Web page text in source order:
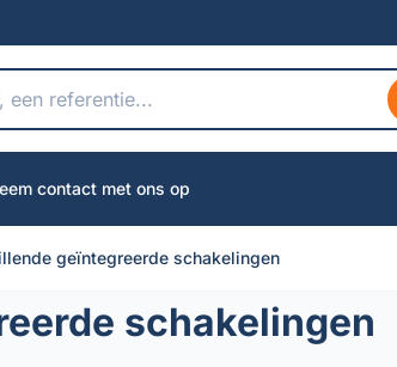
contact met ons op
geïntegreerde schakelingen
schakelingen